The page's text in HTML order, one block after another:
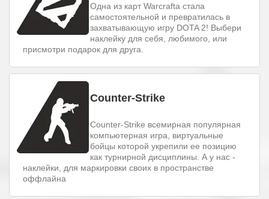
Одна из карт Warcraftа стала
самостоятельной и превратилась в
захватывающую игру DOTA 2! Выбери
наклейку для себя, любимого, или
присмотри подарок для друга.
Counter-Strike
Counter-Strike всемирная популярная
компьютерная игра, виртуальные
бойцы которой укрепили ее позицию
как турнирной дисциплины. А у нас -
наклейки, для маркировки своих в пространстве
оффлайна